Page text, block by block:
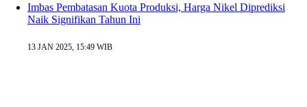
Imbas Pembatasan Kuota Produksi, Harga Nikel Diprediksi
Naik Signifikan Tahun Ini
13 JAN 2025, 15:49 WIB